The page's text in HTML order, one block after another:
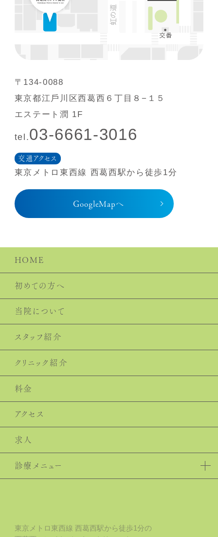
〒134-0088
東京都江⼾川区⻄葛⻄６丁⽬８−１５
エステート潤 1F
tel.03-6661-3016
交通アクセス
東京メトロ東⻄線 ⻄葛⻄駅から徒歩1分
GoogleMapへ
HOME
初めての⽅へ
当院について
スタッフ紹介
クリニック紹介
料⾦
アクセス
求人
診療メニュー
東京メトロ東⻄線 ⻄葛⻄駅から徒歩1分の